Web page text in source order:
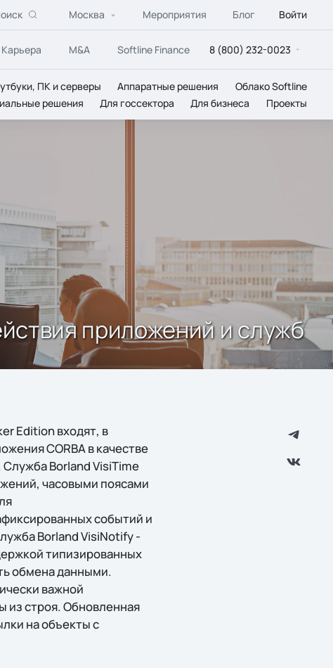
Москва Мероприятия Блог Войти
Карьера M&A Softline Finance 8 (800) 232-0023
ПК и серверы Аппаратные решения
Облако Softline
решения Для госсектора Для бизнеса Проекты
приложений и служб
Edition входят, в
CORBA в качестве
Служба Borland VisiTime
часовыми поясами
событий и
Borland VisiNotify -
типизированных
обмена данными.
важной
строя. Обновленная
на объекты с